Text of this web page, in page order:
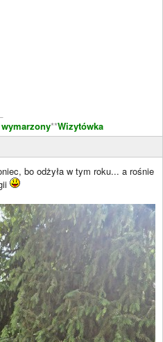
**Wizytówka
bo odżyła w tym roku... a rośnie